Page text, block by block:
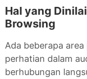
Hal yang
Browsing
Ada beberapa
perhatian dalam
berhubungan